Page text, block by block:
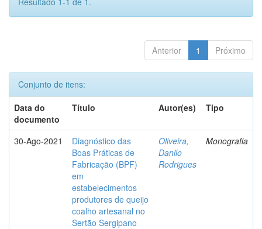
Anterior 1 Próximo
Conjunto de itens:
Data do
documento
Título Autor(es) Tipo
30-Ago-2021
Diagnóstico das
Boas Práticas de
Fabricação (BPF)
em
estabelecimentos
produtores de queijo
coalho artesanal no
Sertão Sergipano
Oliveira,
Danilo
Rodrigues
Monografia